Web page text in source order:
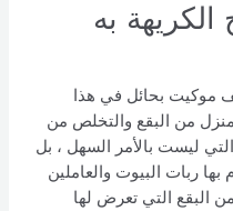
به
موكيت بحائل في هذا
من البقع والتخلص من
ليست بالأمر السهل ، بل
ربات البيوت والعاملين
البقع التي تعرض لها